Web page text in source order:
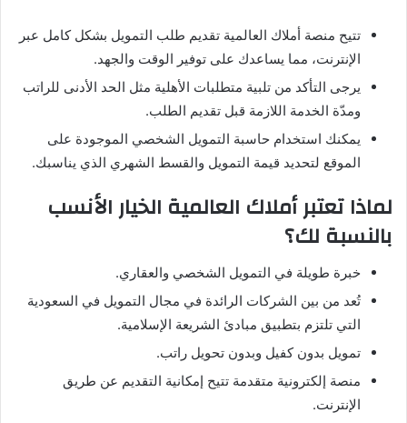
تتيح منصة أملاك العالمية تقديم طلب التمويل بشكل كامل عبر
الإنترنت، مما يساعدك على توفير الوقت والجهد.
يرجى التأكد من تلبية متطلبات الأهلية مثل الحد الأدنى للراتب
ومدّة الخدمة اللازمة قبل تقديم الطلب.
يمكنك استخدام حاسبة التمويل الشخصي الموجودة على
الموقع لتحديد قيمة التمويل والقسط الشهري الذي يناسبك.
لماذا تعتبر أملاك العالمية الخيار الأنسب
بالنسبة لك؟
خبرة طويلة في التمويل الشخصي والعقاري.
تُعد من بين الشركات الرائدة في مجال التمويل في السعودية
التي تلتزم بتطبيق مبادئ الشريعة الإسلامية.
تمويل بدون كفيل وبدون تحويل راتب.
منصة إلكترونية متقدمة تتيح إمكانية التقديم عن طريق
الإنترنت.